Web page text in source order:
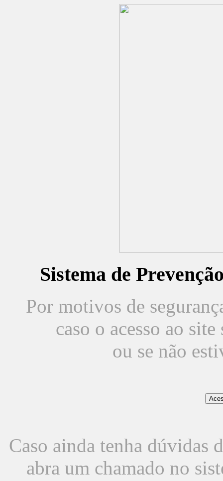
Sistema de
Por motivos de
caso o acesso ao
ou se não
Caso ainda tenha dúvidas
abra um chamado no